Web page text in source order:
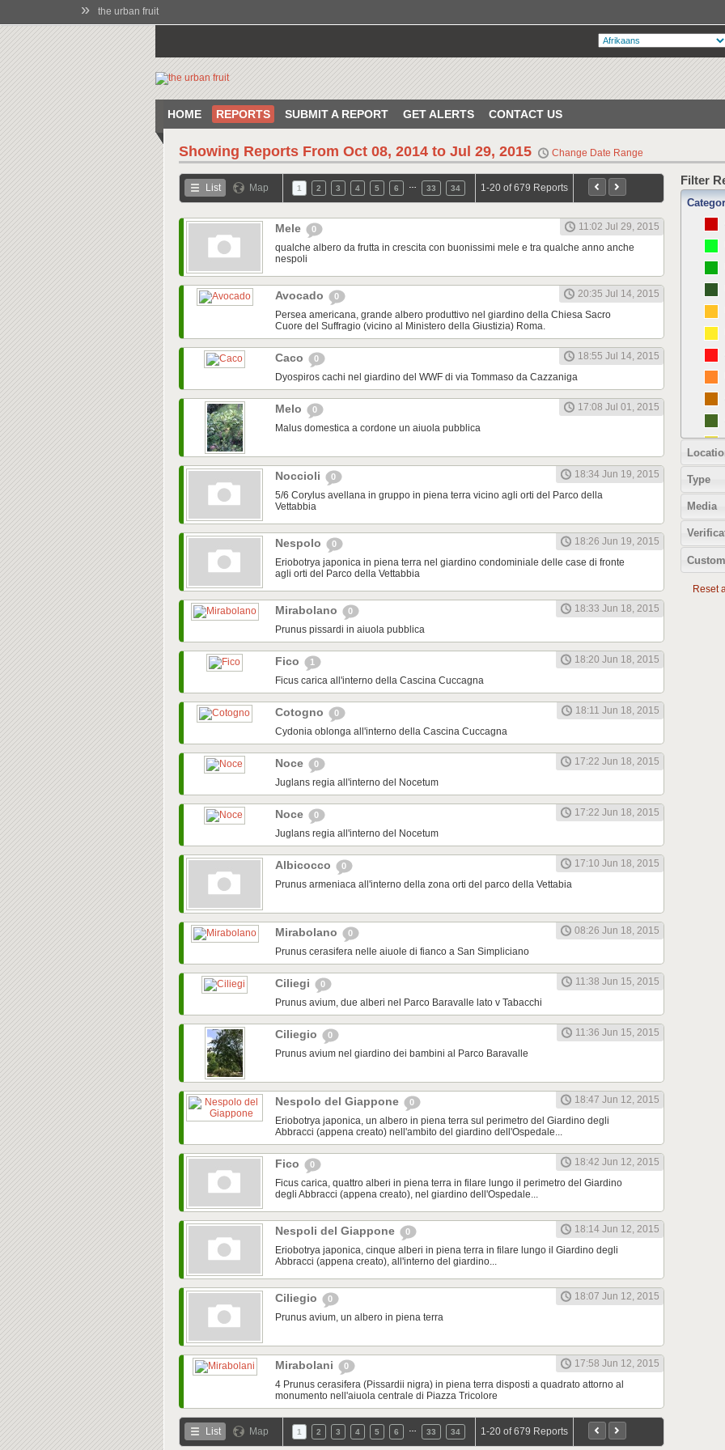
» the urban fruit
HOME REPORTS SUBMIT A REPORT GET ALERTS CONTACT US
Showing Reports From Oct 08, 2014 to Jul 29, 2015 Change Date Range
List Map 1 2 3 4 5 6 33 34 1-20 of 679 Reports
Mele 0
11:02 Jul 29, 2015
qualche albero da frutta in crescita con buonissimi mele e tra qualche anno anche
nespoli
Avocado 0
20:35 Jul 14, 2015
Persea americana, grande albero produttivo nel giardino della Chiesa Sacro
Cuore del Suffragio (vicino al Ministero della Giustizia) Roma.
Caco 0
18:55 Jul 14, 2015
Dyospiros cachi nel giardino del WWF di via Tommaso da Cazzaniga
Melo 0
17:08 Jul 01, 2015
Malus domestica a cordone un aiuola pubblica
Noccioli 0
18:34 Jun 19, 2015
5/6 Corylus avellana in gruppo in piena terra vicino agli orti del Parco della
Vettabbia
Nespolo 0
18:26 Jun 19, 2015
Eriobotrya japonica in piena terra nel giardino condominiale delle case di fronte
agli orti del Parco della Vettabbia
Mirabolano 0
18:33 Jun 18, 2015
Prunus pissardi in aiuola pubblica
Fico 1
18:20 Jun 18, 2015
Ficus carica all'interno della Cascina Cuccagna
Cotogno 0
18:11 Jun 18, 2015
Cydonia oblonga all'interno della Cascina Cuccagna
Noce 0
17:22 Jun 18, 2015
Juglans regia all'interno del Nocetum
Noce 0
17:22 Jun 18, 2015
Juglans regia all'interno del Nocetum
Albicocco 0
17:10 Jun 18, 2015
Prunus armeniaca all'interno della zona orti del parco della Vettabia
Mirabolano 0
08:26 Jun 18, 2015
Prunus cerasifera nelle aiuole di fianco a San Simpliciano
Ciliegi 0
11:38 Jun 15, 2015
Prunus avium, due alberi nel Parco Baravalle lato v Tabacchi
Ciliegio 0
11:36 Jun 15, 2015
Prunus avium nel giardino dei bambini al Parco Baravalle
Nespolo del Giappone 0
18:47 Jun 12, 2015
Eriobotrya japonica, un albero in piena terra sul perimetro del Giardino degli
Abbracci (appena creato) nell'ambito del giardino dell'Ospedale...
Fico 0
18:42 Jun 12, 2015
Ficus carica, quattro alberi in piena terra in filare lungo il perimetro del Giardino
degli Abbracci (appena creato), nel giardino dell'Ospedale...
Nespoli del Giappone 0
18:14 Jun 12, 2015
Eriobotrya japonica, cinque alberi in piena terra in filare lungo il Giardino degli
Abbracci (appena creato), all'interno del giardino...
Ciliegio 0
18:07 Jun 12, 2015
Prunus avium, un albero in piena terra
Mirabolani 0
17:58 Jun 12, 2015
4 Prunus cerasifera (Pissardii nigra) in piena terra disposti a quadrato attorno al
monumento nell'aiuola centrale di Piazza Tricolore
List Map 1 2 3 4 5 6 33 34 1-20 of 679 Reports
Filter
Type
Media
Reset